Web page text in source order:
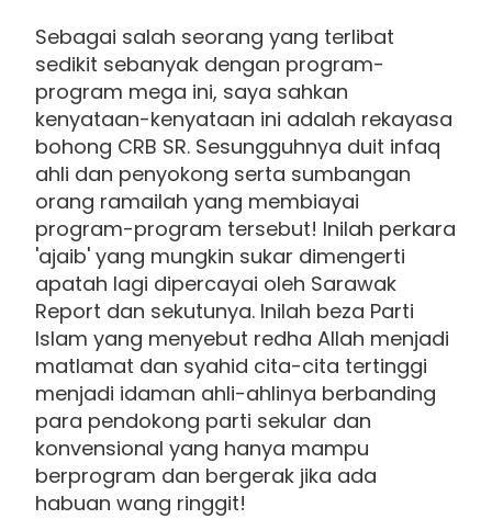
Sebagai salah seorang yang terlibat
sedikit sebanyak dengan program-
program mega ini, saya sahkan
kenyataan-kenyataan ini adalah rekayasa
bohong CRB SR. Sesungguhnya duit infaq
ahli dan penyokong serta sumbangan
orang ramailah yang membiayai
program-program tersebut! Inilah perkara
'ajaib' yang mungkin sukar dimengerti
apatah lagi dipercayai oleh Sarawak
Report dan sekutunya. Inilah beza Parti
Islam yang menyebut redha Allah menjadi
matlamat dan syahid cita-cita tertinggi
menjadi idaman ahli-ahlinya berbanding
para pendokong parti sekular dan
konvensional yang hanya mampu
berprogram dan bergerak jika ada
habuan wang ringgit!